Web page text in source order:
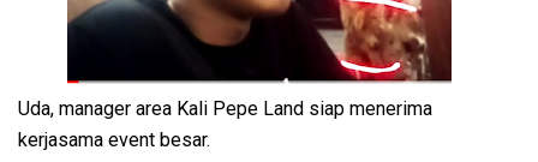
Uda, manager area Kali Pepe Land siap menerima
kerjasama event besar.